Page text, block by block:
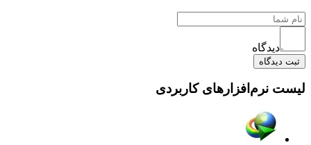
دیدگاه
ثبت دیدگاه
لیست نرم‌افزارهای کاربردی